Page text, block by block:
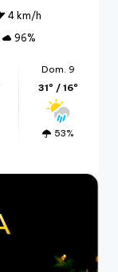
4 km/h
96%
Dom. 9
31º / 16º
53%